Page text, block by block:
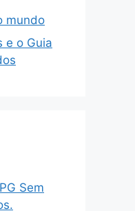
mundo
e o Guia
Sem